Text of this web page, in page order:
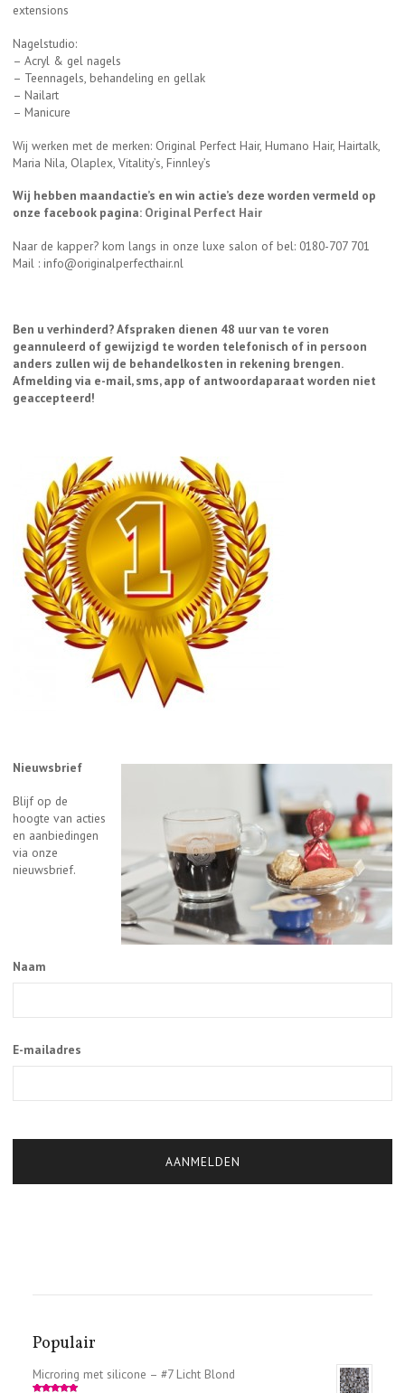
extensions
Nagelstudio:
– Acryl & gel nagels
– Teennagels, behandeling en gellak
– Nailart
– Manicure
Wij werken met de merken: Original Perfect Hair, Humano Hair, Hairtalk,
Maria Nila, Olaplex, Vitality’s, Finnley’s
Wij hebben maandactie’s en win actie’s deze worden vermeld op
onze facebook pagina: Original Perfect Hair
Naar de kapper? kom langs in onze luxe salon of bel: 0180-707 701
Mail : info@originalperfecthair.nl
Ben u verhinderd? Afspraken dienen 48 uur van te voren
geannuleerd of gewijzigd te worden telefonisch of in persoon
anders zullen wij de behandelkosten in rekening brengen.
Afmelding via e-mail, sms, app of antwoordaparaat worden niet
geaccepteerd!
Nieuwsbrief
Blijf op de
hoogte van acties
en aanbiedingen
via onze
nieuwsbrief.
Naam
E-mailadres
Populair
Microring met silicone – #7 Licht Blond